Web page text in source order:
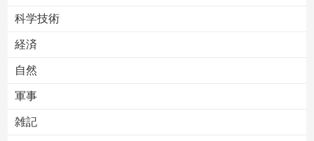
科学技術
経済
自然
軍事
雑記